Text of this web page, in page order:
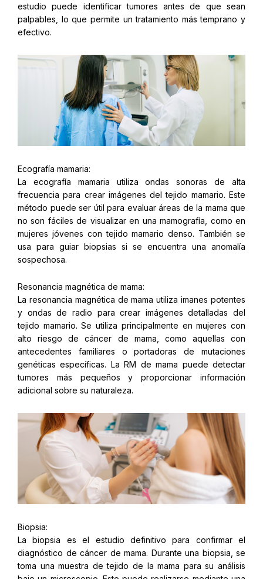
estudio puede identificar tumores antes de que sean
palpables, lo que permite un tratamiento más temprano y
efectivo.
Ecografía mamaria:
La ecografía mamaria utiliza ondas sonoras de alta
frecuencia para crear imágenes del tejido mamario. Este
método puede ser útil para evaluar áreas de la mama que
no son fáciles de visualizar en una mamografía, como en
mujeres jóvenes con tejido mamario denso. También se
usa para guiar biopsias si se encuentra una anomalía
sospechosa.
Resonancia magnética de mama:
La resonancia magnética de mama utiliza imanes potentes
y ondas de radio para crear imágenes detalladas del
tejido mamario. Se utiliza principalmente en mujeres con
alto riesgo de cáncer de mama, como aquellas con
antecedentes familiares o portadoras de mutaciones
genéticas específicas. La RM de mama puede detectar
tumores más pequeños y proporcionar información
adicional sobre su naturaleza.
Biopsia:
La biopsia es el estudio definitivo para confirmar el
diagnóstico de cáncer de mama. Durante una biopsia, se
toma una muestra de tejido de la mama para su análisis